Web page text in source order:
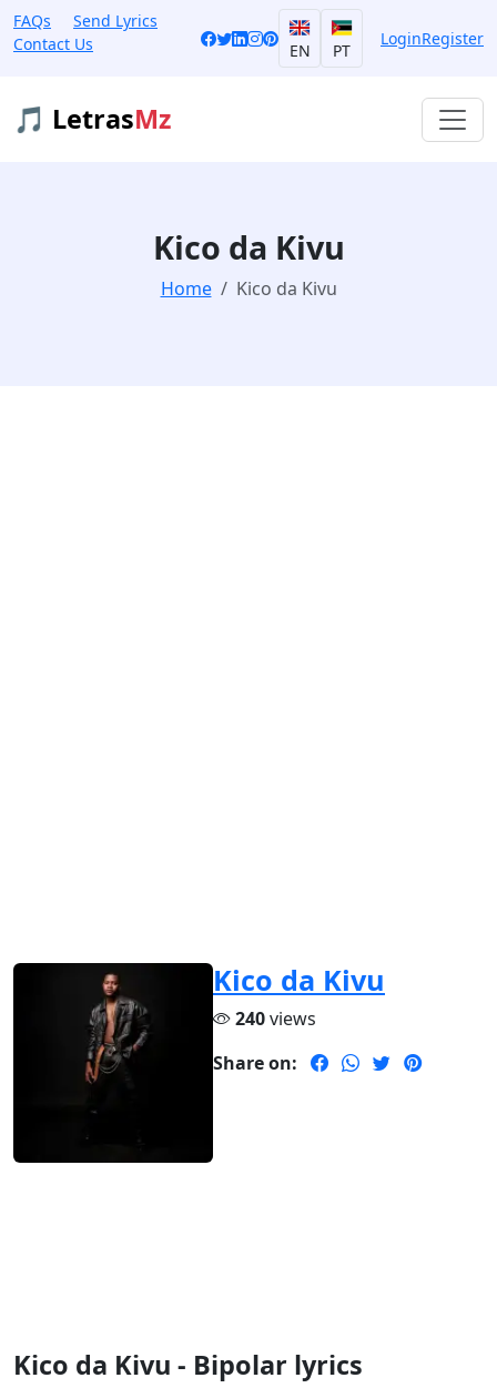
FAQs
Send Lyrics
Contact Us
EN PT
LoginRegister
🎵 LetrasMz
Kico da Kivu
Home Kico da Kivu
Kico da Kivu
240views
Share on:
Kico da Kivu - Bipolar lyrics